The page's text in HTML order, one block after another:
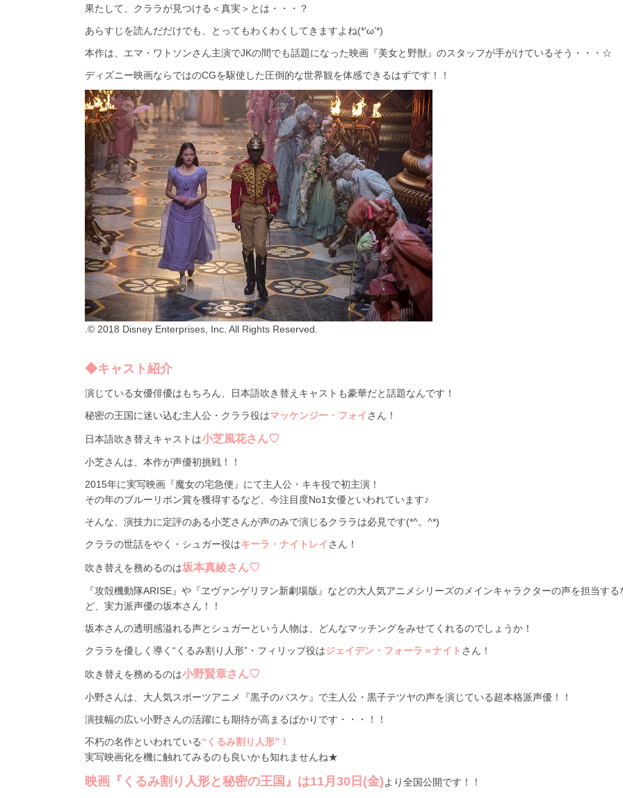
果たして、クララが見つける＜真実＞とは・・・？
あらすじを読んだだけでも、とってもわくわくしてきますよね(*’ω’*)
本作は、エマ・ワトソンさん主演でJKの間でも話題になった映画『美女と野獣』のスタッフが手がけているそう・・・☆
ディズニー映画ならではのCGを駆使した圧倒的な世界観を体感できるはずです！！
.© 2018 Disney Enterprises, Inc. All Rights Reserved.
◆キャスト紹介
演じている女優俳優はもちろん、日本語吹き替えキャストも豪華だと話題なんです！
秘密の王国に迷い込む主人公・クララ役はマッケンジー・フォイ さん！
日本語吹き替えキャストは小芝風花さん♡
小芝さんは、本作が声優初挑戦！！
2015年に実写映画『魔女の宅急便』にて主人公・キキ役で初主演！
その年のブルーリボン賞を獲得するなど、今注目度No1女優といわれています♪
そんな、演技力に定評のある小芝さんが声のみで演じるクララは必見です(*^。^*)
クララの世話をやく・シュガー役はキーラ・ナイトレイ さん！
吹き替えを務めるのは坂本真綾さん♡
『攻殻機動隊ARISE』や『ヱヴァンゲリヲン新劇場版』などの大人気アニメシリーズのメインキャラクターの声を担当する
ど、実力派声優の坂本さん！！
坂本さんの透明感溢れる声とシュガーという人物は、どんなマッチングをみせてくれるのでしょうか！
クララを優しく導く“くるみ割り人形”・フィリップ役はジェイデン・フォーラ＝ナイト さん！
吹き替えを務めるのは小野賢章さん♡
小野さんは、大人気スポーツアニメ『黒子のバスケ』で主人公・黒子テツヤの声を演じている超本格派声優！！
演技幅の広い小野さんの活躍にも期待が高まるばかりです・・・！！
不朽の名作といわれている“くるみ割り人形”！
実写映画化を機に触れてみるのも良いかも知れませんね★
映画『くるみ割り人形と秘密の王国』は11月30日(金)より全国公開です！！